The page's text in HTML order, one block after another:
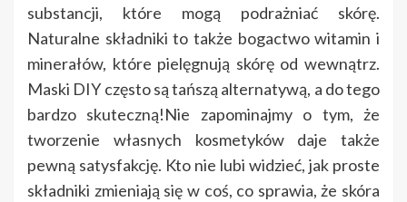
substancji, które mogą podrażniać skórę.
Naturalne składniki to także bogactwo witamin i
minerałów, które pielęgnują skórę od wewnątrz.
Maski DIY często są tańszą alternatywą, a do tego
bardzo skuteczną!Nie zapominajmy o tym, że
tworzenie własnych kosmetyków daje także
pewną satysfakcję. Kto nie lubi widzieć, jak proste
składniki zmieniają się w coś, co sprawia, że skóra